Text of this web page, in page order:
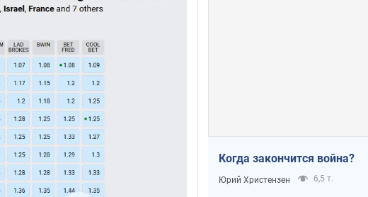
Когда закончится война?
Юрий Христензен 6,5 т.